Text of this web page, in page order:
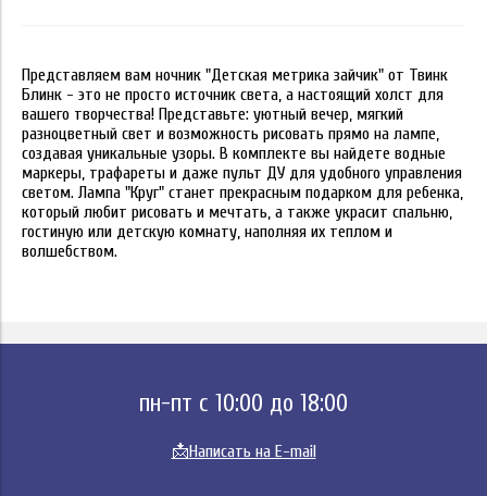
Представляем вам ночник "Детская метрика зайчик" от Твинк
Блинк - это не просто источник света, а настоящий холст для
вашего творчества! Представьте: уютный вечер, мягкий
разноцветный свет и возможность рисовать прямо на лампе,
создавая уникальные узоры. В комплекте вы найдете водные
маркеры, трафареты и даже пульт ДУ для удобного управления
светом. Лампа "Круг" станет прекрасным подарком для ребенка,
который любит рисовать и мечтать, а также украсит спальню,
гостиную или детскую комнату, наполняя их теплом и
волшебством.
пн-пт с 10:00 до 18:00
📩Написать на E-mail